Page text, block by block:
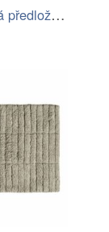
Bílá koupelnová předložka 60x90 cm…